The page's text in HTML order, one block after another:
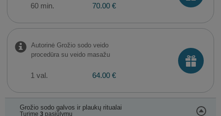
60 min. 70.00 €
Autorinė Grožio sodo veido
procedūra su veido masažu
1 val. 64.00 €
Grožio sodo galvos ir plaukų ritualai
Turime 3 pasiūlymų